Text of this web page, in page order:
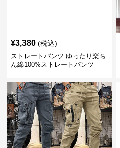
¥3,380 (税込)
ストレートパンツ ゆったり楽ち
ん綿100%ストレートパンツ